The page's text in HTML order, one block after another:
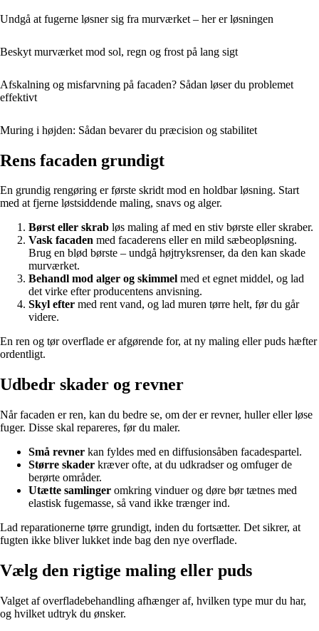
Undgå at fugerne løsner sig fra murværket – her er løsningen
Beskyt murværket mod sol, regn og frost på lang sigt
Afskalning og misfarvning på facaden? Sådan løser du problemet
effektivt
Muring i højden: Sådan bevarer du præcision og stabilitet
Rens facaden grundigt
En grundig rengøring er første skridt mod en holdbar løsning. Start
med at fjerne løstsiddende maling, snavs og alger.
Børst eller skrab løs maling af med en stiv børste eller skraber.
Vask facaden med facaderens eller en mild sæbeopløsning.
Brug en blød børste – undgå højtryksrenser, da den kan skade
murværket.
Behandl mod alger og skimmel med et egnet middel, og lad
det virke efter producentens anvisning.
Skyl efter med rent vand, og lad muren tørre helt, før du går
videre.
En ren og tør overflade er afgørende for, at ny maling eller puds hæfter
ordentligt.
Udbedr skader og revner
Når facaden er ren, kan du bedre se, om der er revner, huller eller løse
fuger. Disse skal repareres, før du maler.
Små revner kan fyldes med en diffusionsåben facadespartel.
Større skader kræver ofte, at du udkradser og omfuger de
berørte områder.
Utætte samlinger omkring vinduer og døre bør tætnes med
elastisk fugemasse, så vand ikke trænger ind.
Lad reparationerne tørre grundigt, inden du fortsætter. Det sikrer, at
fugten ikke bliver lukket inde bag den nye overflade.
Vælg den rigtige maling eller puds
Valget af overfladebehandling afhænger af, hvilken type mur du har,
og hvilket udtryk du ønsker.